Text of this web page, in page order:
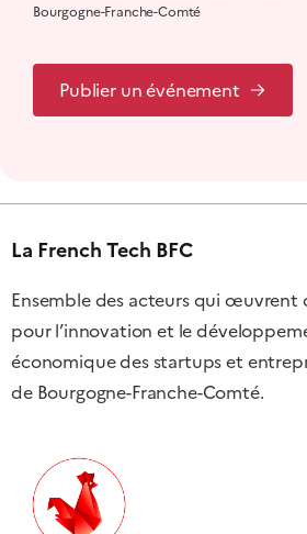
Bourgogne-Franche-Comté
Publier un événement
La French Tech BFC
Ensemble des acteurs qui œuvrent
pour l’innovation et le
économique des startups et
de Bourgogne-Franche-Comté.